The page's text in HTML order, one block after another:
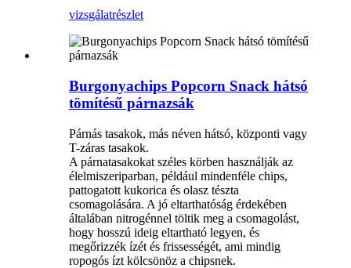
vizsgálatrészlet
Burgonyachips Popcorn Snack hátsó
tömítésű párnazsák
Párnás tasakok, más néven hátsó, központi vagy
T-záras tasakok.
A párnatasakokat széles körben használják az
élelmiszeriparban, például mindenféle chips,
pattogatott kukorica és olasz tészta
csomagolására. A jó eltarthatóság érdekében
általában nitrogénnel töltik meg a csomagolást,
hogy hosszú ideig eltartható legyen, és
megőrizzék ízét és frissességét, ami mindig
ropogós ízt kölcsönöz a chipsnek.